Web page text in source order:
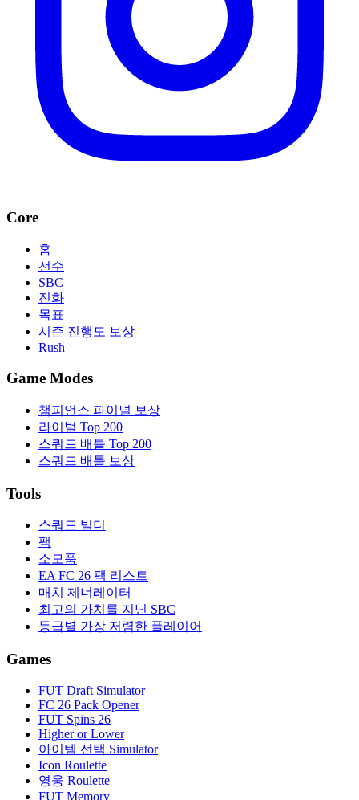
Core
홈
선수
SBC
진화
목표
시즌 진행도 보상
Rush
Game Modes
챔피언스 파이널 보상
라이벌 Top 200
스쿼드 배틀 Top 200
스쿼드 배틀 보상
Tools
스쿼드 빌더
팩
소모품
EA FC 26 팩 리스트
매치 제너레이터
최고의 가치를 지닌 SBC
등급별 가장 저렴한 플레이어
Games
FUT Draft Simulator
FC 26 Pack Opener
FUT Spins 26
Higher or Lower
아이템 선택 Simulator
Icon Roulette
영웅 Roulette
FUT Memory